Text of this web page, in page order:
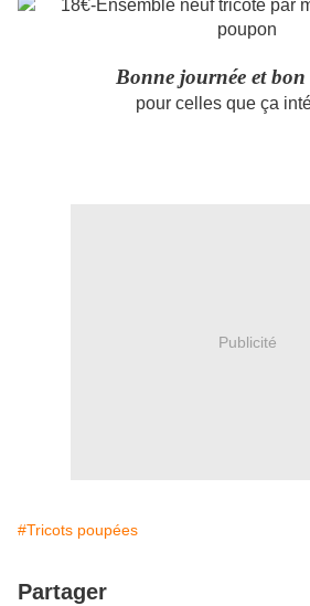
Bonne journée et
pour celles que ça
Publicité
#Tricots poupées
Partager